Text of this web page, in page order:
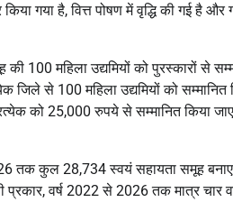
गया है, वित्त पोषण में वृद्धि की गई है और
100 महिला उद्यमियों को पुरस्कारों से
से 100 महिला उद्यमियों को सम्मानित
को 25,000 रुपये से सम्मानित किया
तक कुल 28,734 स्वयं सहायता समूह
वर्ष 2022 से 2026 तक मात्र चार